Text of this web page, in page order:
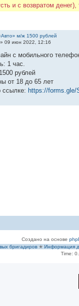
и с возвратом
м/ж 1500 рублей
»09 июн 2022, 12:16
с мобильного
1 час.
рублей
от 18 до 65 лет
ссылке: https://forms.gle/
Создано на основе
бригадиров ✭ Информация
Time: